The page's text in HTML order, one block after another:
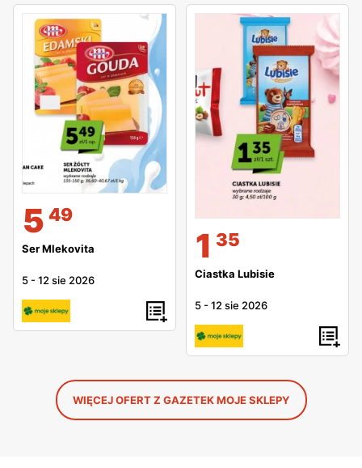
5 49
Ser Mlekovita
5 -12 sie 2026
1 35
Ciastka Lubisie
5 -12 sie 2026
WIĘCEJ OFERT Z GAZETEK MOJE SKLEPY